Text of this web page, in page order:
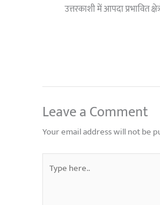
उत्तरकाशी में आपदा प्रभावित
Leave a Comment
Your email address will not be
here..